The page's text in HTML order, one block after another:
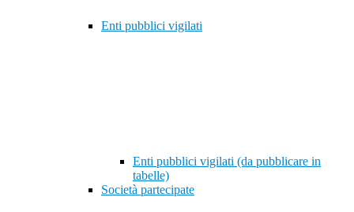
Enti pubblici vigilati
Enti pubblici vigilati (da pubblicare in
tabelle)
Società partecipate